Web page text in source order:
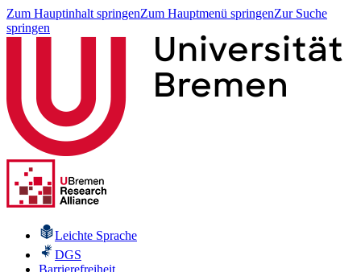
Zum Hauptinhalt springenZum Hauptmenü springenZur Suche
springen
Leichte Sprache
DGS
Barrierefreiheit